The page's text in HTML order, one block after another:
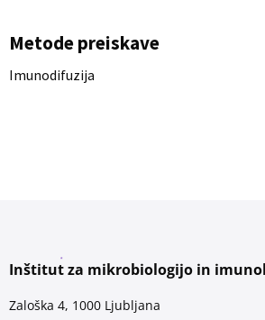
Metode preiskave
Imunodifuzija
Inštitut za mikrobiologijo in
Zaloška 4, 1000 Ljubljana